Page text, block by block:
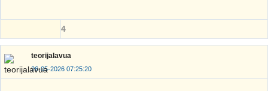
4
teorijalavua
26-05-2026 07:25:20